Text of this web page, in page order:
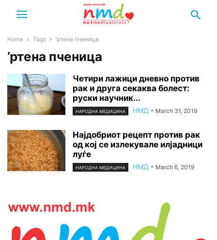
Home Tags ’ртена пченица
’ртена пченица
Четири лажици дневно против
рак и друга секаква болест:
руски научник...
НАРОДНА МЕДИЦИНА НМД - March 31, 2019
Најдобриот рецепт против рак
од кој се излекувале илјадници
луѓе
НАРОДНА МЕДИЦИНА НМД - March 6, 2019